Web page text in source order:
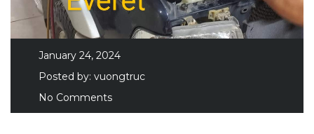
January 24, 2024
Posted by: vuongtruc
No Comments